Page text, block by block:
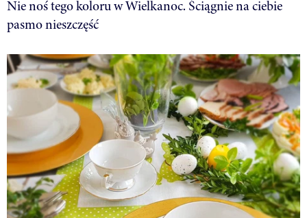
Nie noś tego koloru w Wielkanoc. Ściągnie na ciebie
pasmo nieszczęść